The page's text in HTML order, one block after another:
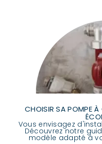
CHOISIR SA POMPE À
Vous envisagez
Découvrez notre
modèle adapté à